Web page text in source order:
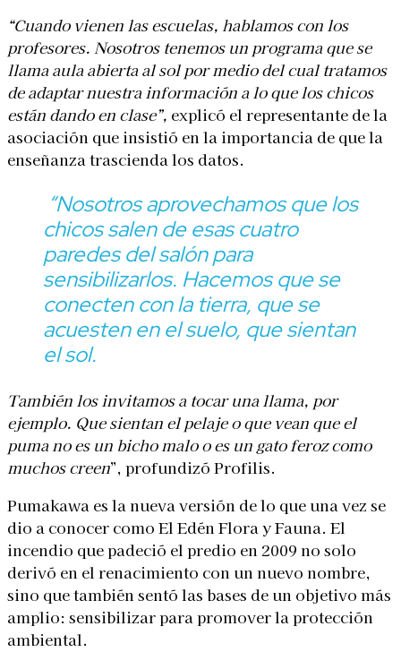
“Cuando vienen las escuelas, hablamos con los
profesores. Nosotros tenemos un programa que se
llama aula abierta al sol por medio del cual tratamos
de adaptar nuestra información a lo que los chicos
están dando en clase”, explicó el representante de la
asociación que insistió en la importancia de que la
enseñanza trascienda los datos.
“Nosotros aprovechamos que los
chicos salen de esas cuatro
paredes del salón para
sensibilizarlos. Hacemos que se
conecten con la tierra, que se
acuesten en el suelo, que sientan
el sol.
También los invitamos a tocar una llama, por
ejemplo. Que sientan el pelaje o que vean que el
puma no es un bicho malo o es un gato feroz como
muchos creen”, profundizó Profilis.
Pumakawa es la nueva versión de lo que una vez se
dio a conocer como El Edén Flora y Fauna. El
incendio que padeció el predio en 2009 no solo
derivó en el renacimiento con un nuevo nombre,
sino que también sentó las bases de un objetivo más
amplio: sensibilizar para promover la protección
ambiental.